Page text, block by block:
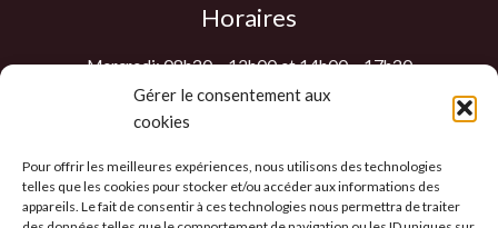
Gérer le consentement aux
cookies
Pour offrir les meilleures expériences, nous utilisons des technologies
telles que les cookies pour stocker et/ou accéder aux informations des
appareils. Le fait de consentir à ces technologies nous permettra de traiter
Horaires
Mercredi: 08h30 – 12h00 et 14h00 – 17h30
Jeudi: 08h30 – 12h00 et 14h00 – 17h30
Vendredi: 08h30 – 12h00 et 14h00 – 17h30
Les autres jours sur RDV